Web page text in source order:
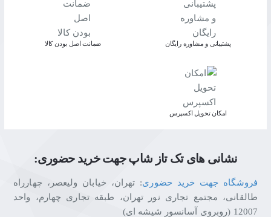
پشتیبانی و مشاوره رایگان ﺿﻤﺎﻧﺖ اﺻﻞ ﺑﻮدن ﮐﺎﻟﺎ
اﻣﮑﺎن ﺗﺤﻮﯾﻞ اﮐﺴﭙﺮس
نشانی های تک تاز شاپ جهت خرید حضوری:
فروشگاه جهت خرید حضوری: تهران، خیابان ولیعصر، چهارراه
طالقانی، مجتمع تجاری نور تهران، طبقه تجاری چهارم، واحد
12007 (روبروی آسانسور شیشه ای)